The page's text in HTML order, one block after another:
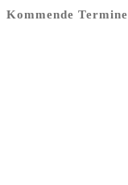
Kommende Termine